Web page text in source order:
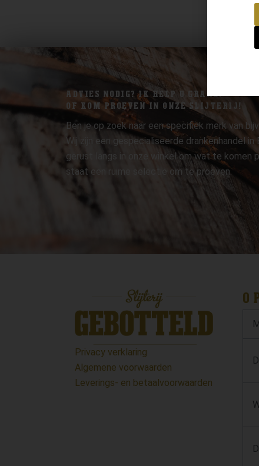
ADVIES NODIG? IK HELP U GRAAG.
OF KOM PROEVEN IN ONZE SLIJTERIJ!
Ben je op zoek naar een specifiek merk van
Wij zijn een gespecialiseerde drankenhandel in
gerust langs in onze winkel om wat te komen
staat een ruime selectie om te proeven.
Privacy verklaring
Algemene voorwaarden
Leverings- en betaalvoorwaarden